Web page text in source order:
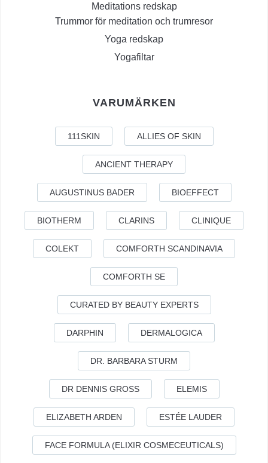
Meditations redskap
Trummor för meditation och trumresor
Yoga redskap
Yogafiltar
VARUMÄRKEN
111SKIN ALLIES OF SKIN
ANCIENT THERAPY
AUGUSTINUS BADER BIOEFFECT
BIOTHERM CLARINS CLINIQUE
COLEKT COMFORTH SCANDINAVIA
COMFORTH SE
CURATED BY BEAUTY EXPERTS
DARPHIN DERMALOGICA
DR. BARBARA STURM
DR DENNIS GROSS ELEMIS
ELIZABETH ARDEN ESTÉE LAUDER
FACE FORMULA (ELIXIR COSMECEUTICALS)